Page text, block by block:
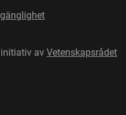
av Vetenskapsrådet